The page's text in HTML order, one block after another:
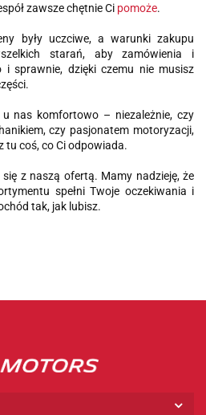
zawsze chętnie Ci pomoże.
były uczciwe, a warunki zakupu
starań, aby zamówienia i
i sprawnie, dzięki czemu nie musisz
u nas komfortowo – niezależnie, czy
czy pasjonatem motoryzacji,
tu coś, co Ci odpowiada.
z naszą ofertą. Mamy nadzieję, że
spełni Twoje oczekiwania i
tak, jak lubisz.